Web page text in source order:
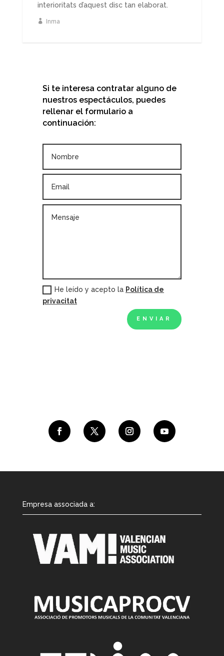
interioritats d’aquest disc tan elaborat.
Inma
Si te interesa contratar alguno de
nuestros espectáculos, puedes
rellenar el formulario a
continuación:
He leído y acepto la Política de
privacitat
ENVIAR
Empresa associada a: